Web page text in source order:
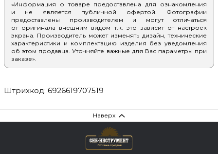
Штрихкод: 6926619707519
«Информация о товаре предоставлена для ознакомления
и не является публичной офертой. Фотографии
предоставлены производителем и могут отличаться
от оригинала внешним видом т.к. это зависит от настроек
экрана. Производитель может изменять дизайн, технические
характеристики и комплектацию изделия без уведомления
об этом продавца. Уточняйте важные для Вас параметры при
заказе».
Наверх